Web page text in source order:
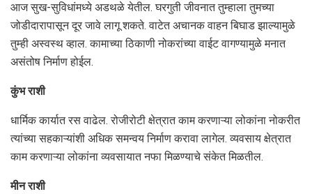
आज सुख-सुविधांमध्ये अडथळे येतील. घरगुती जीवनात तुम्हाला तुमच्या
जोडीदारापासून दूर जावे लागू शकते. वाटेत अचानक वाहन बिघाड झाल्यामुळे
तुम्ही अस्वस्थ व्हाल. कामाच्या ठिकाणी नोकरांच्या वाईट वागण्यामुळे मनात
असंतोष निर्माण होईल.
कुंभ राशी
धार्मिक कार्यात रस वाढेल. रोजीरोटी क्षेत्रात काम करणाऱ्या लोकांना नोकरीत
त्यांच्या सहकाऱ्यांशी अधिक समन्वय निर्माण करावा लागेल. व्यवसाय क्षेत्रात
काम करणाऱ्या लोकांना व्यवसायात नफा मिळण्याचे संकेत मिळतील.
मीन राशी